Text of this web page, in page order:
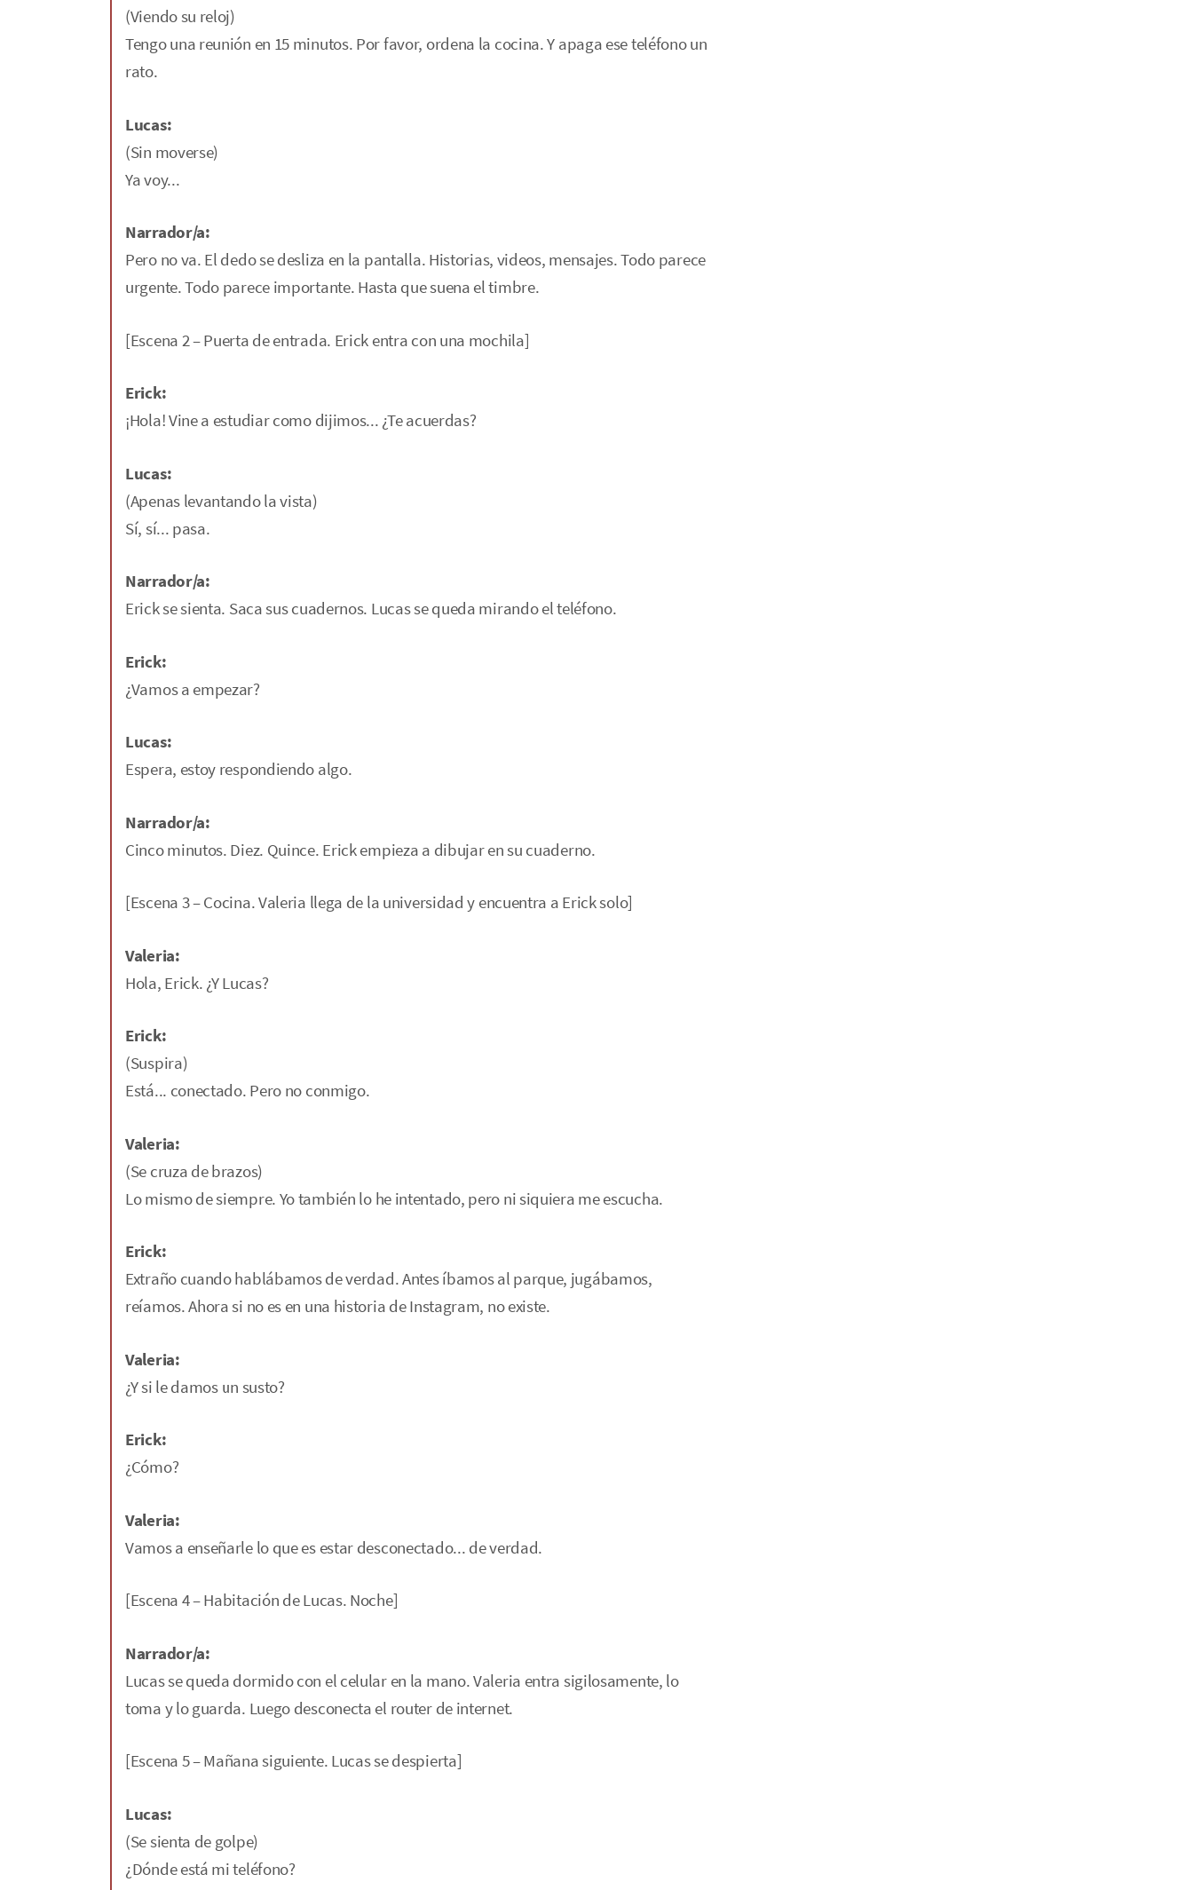
(Viendo su reloj)
Tengo una reunión en 15 minutos. Por favor, ordena la cocina. Y apaga ese teléfono un
rato.
Lucas:
(Sin moverse)
Ya voy...
Narrador/a:
Pero no va. El dedo se desliza en la pantalla. Historias, videos, mensajes. Todo parece
urgente. Todo parece importante. Hasta que suena el timbre.
[Escena 2 – Puerta de entrada. Erick entra con una mochila]
Erick:
¡Hola! Vine a estudiar como dijimos... ¿Te acuerdas?
Lucas:
(Apenas levantando la vista)
Sí, sí... pasa.
Narrador/a:
Erick se sienta. Saca sus cuadernos. Lucas se queda mirando el teléfono.
Erick:
¿Vamos a empezar?
Lucas:
Espera, estoy respondiendo algo.
Narrador/a:
Cinco minutos. Diez. Quince. Erick empieza a dibujar en su cuaderno.
[Escena 3 – Cocina. Valeria llega de la universidad y encuentra a Erick solo]
Valeria:
Hola, Erick. ¿Y Lucas?
Erick:
(Suspira)
Está... conectado. Pero no conmigo.
Valeria:
(Se cruza de brazos)
Lo mismo de siempre. Yo también lo he intentado, pero ni siquiera me escucha.
Erick:
Extraño cuando hablábamos de verdad. Antes íbamos al parque, jugábamos,
reíamos. Ahora si no es en una historia de Instagram, no existe.
Valeria:
¿Y si le damos un susto?
Erick:
¿Cómo?
Valeria:
Vamos a enseñarle lo que es estar desconectado... de verdad.
[Escena 4 – Habitación de Lucas. Noche]
Narrador/a:
Lucas se queda dormido con el celular en la mano. Valeria entra sigilosamente, lo
toma y lo guarda. Luego desconecta el router de internet.
[Escena 5 – Mañana siguiente. Lucas se despierta]
Lucas:
(Se sienta de golpe)
¿Dónde está mi teléfono?